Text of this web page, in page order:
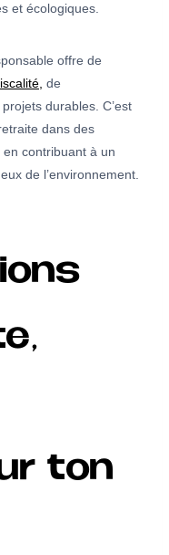
et écologiques.
offre de
de
durables. C’est
dans des
contribuant à un
de l’environnement.
ton